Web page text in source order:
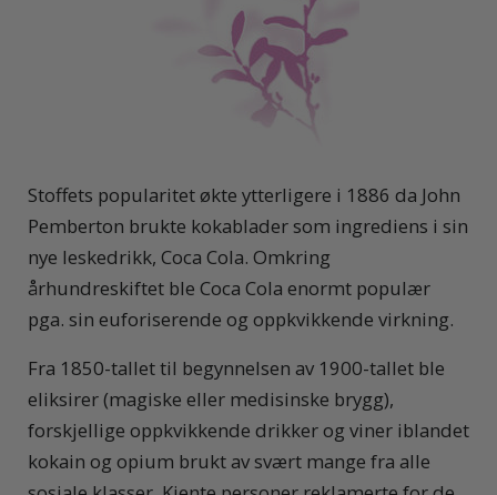
Stoffets popularitet økte ytterligere i 1886 da John
Pemberton brukte kokablader som ingrediens i sin
nye leskedrikk, Coca Cola. Omkring
århundreskiftet ble Coca Cola enormt populær
pga. sin euforiserende og oppkvikkende virkning.
Fra 1850-tallet til begynnelsen av 1900-tallet ble
eliksirer (magiske eller medisinske brygg),
forskjellige oppkvikkende drikker og viner iblandet
kokain og opium brukt av svært mange fra alle